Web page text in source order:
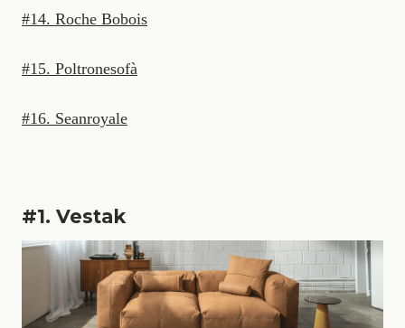
#14. Roche Bobois
#15. Poltronesofà
#16. Seanroyale
#1. Vestak